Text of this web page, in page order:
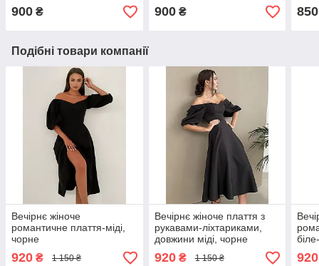
900 ₴ 900₴ 850
Подібні товари компанії
Вечірнє жіноче
романтичне плаття-міді,
чорне
920 ₴ 1 150 ₴
Вечірнє жіноче плаття з
рукавами-ліхтариками,
довжини міді, чорне
920₴ 1 150 ₴ 920